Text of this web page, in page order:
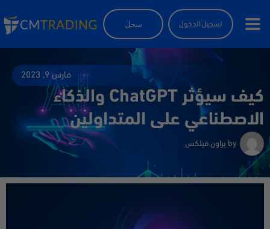
تسجيل الدخول سجل
مارس 9, 2023
كيف سيؤثر ChatGPT والذكاء
الاصطناعي على المتداولين
by براون فيلكس